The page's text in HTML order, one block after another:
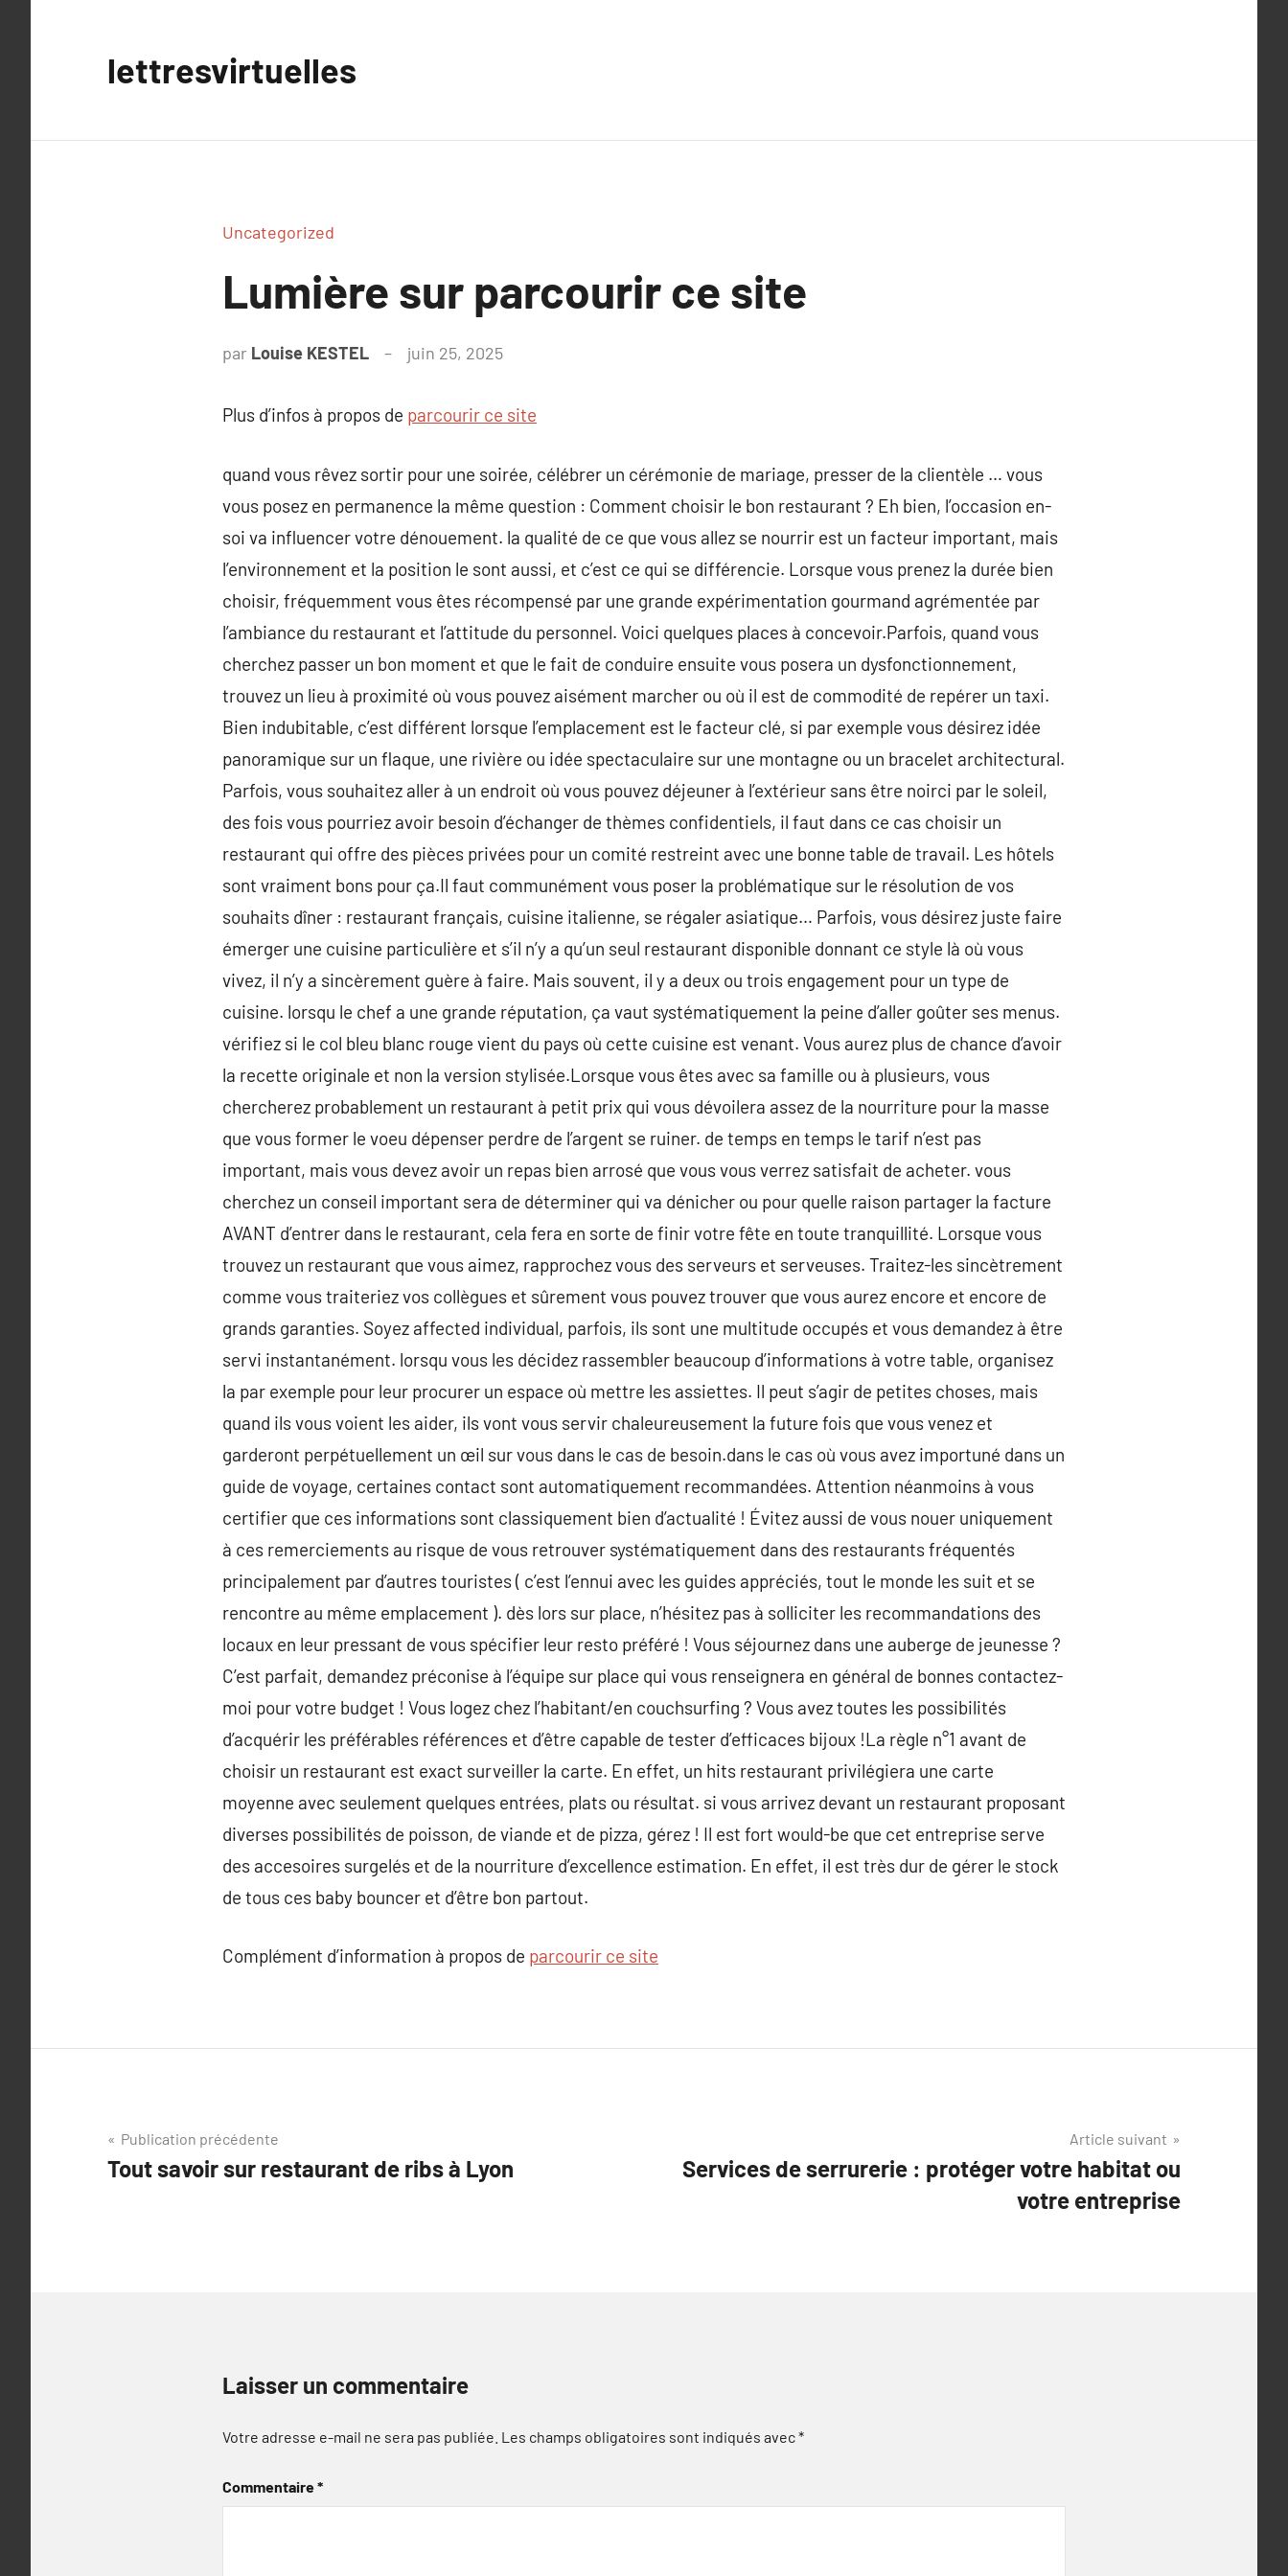
lettresvirtuelles
Uncategorized
Lumière sur parcourir ce site
par Louise KESTEL juin 25, 2025
Plus d’infos à propos de parcourir ce site
quand vous rêvez sortir pour une soirée, célébrer un cérémonie de mariage, presser de la clientèle … vous
vous posez en permanence la même question : Comment choisir le bon restaurant ? Eh bien, l’occasion en-
soi va influencer votre dénouement. la qualité de ce que vous allez se nourrir est un facteur important, mais
l’environnement et la position le sont aussi, et c’est ce qui se différencie. Lorsque vous prenez la durée bien
choisir, fréquemment vous êtes récompensé par une grande expérimentation gourmand agrémentée par
l’ambiance du restaurant et l’attitude du personnel. Voici quelques places à concevoir.Parfois, quand vous
cherchez passer un bon moment et que le fait de conduire ensuite vous posera un dysfonctionnement,
trouvez un lieu à proximité où vous pouvez aisément marcher ou où il est de commodité de repérer un taxi.
Bien indubitable, c’est différent lorsque l’emplacement est le facteur clé, si par exemple vous désirez idée
panoramique sur un flaque, une rivière ou idée spectaculaire sur une montagne ou un bracelet architectural.
Parfois, vous souhaitez aller à un endroit où vous pouvez déjeuner à l’extérieur sans être noirci par le soleil,
des fois vous pourriez avoir besoin d’échanger de thèmes confidentiels, il faut dans ce cas choisir un
restaurant qui offre des pièces privées pour un comité restreint avec une bonne table de travail. Les hôtels
sont vraiment bons pour ça.Il faut communément vous poser la problématique sur le résolution de vos
souhaits dîner : restaurant français, cuisine italienne, se régaler asiatique… Parfois, vous désirez juste faire
émerger une cuisine particulière et s’il n’y a qu’un seul restaurant disponible donnant ce style là où vous
vivez, il n’y a sincèrement guère à faire. Mais souvent, il y a deux ou trois engagement pour un type de
cuisine. lorsqu le chef a une grande réputation, ça vaut systématiquement la peine d’aller goûter ses menus.
vérifiez si le col bleu blanc rouge vient du pays où cette cuisine est venant. Vous aurez plus de chance d’avoir
la recette originale et non la version stylisée.Lorsque vous êtes avec sa famille ou à plusieurs, vous
chercherez probablement un restaurant à petit prix qui vous dévoilera assez de la nourriture pour la masse
que vous former le voeu dépenser perdre de l’argent se ruiner. de temps en temps le tarif n’est pas
important, mais vous devez avoir un repas bien arrosé que vous vous verrez satisfait de acheter. vous
cherchez un conseil important sera de déterminer qui va dénicher ou pour quelle raison partager la facture
AVANT d’entrer dans le restaurant, cela fera en sorte de finir votre fête en toute tranquillité. Lorsque vous
trouvez un restaurant que vous aimez, rapprochez vous des serveurs et serveuses. Traitez-les sincètrement
comme vous traiteriez vos collègues et sûrement vous pouvez trouver que vous aurez encore et encore de
grands garanties. Soyez affected individual, parfois, ils sont une multitude occupés et vous demandez à être
servi instantanément. lorsqu vous les décidez rassembler beaucoup d’informations à votre table, organisez
la par exemple pour leur procurer un espace où mettre les assiettes. Il peut s’agir de petites choses, mais
quand ils vous voient les aider, ils vont vous servir chaleureusement la future fois que vous venez et
garderont perpétuellement un œil sur vous dans le cas de besoin.dans le cas où vous avez importuné dans un
guide de voyage, certaines contact sont automatiquement recommandées. Attention néanmoins à vous
certifier que ces informations sont classiquement bien d’actualité ! Évitez aussi de vous nouer uniquement
à ces remerciements au risque de vous retrouver systématiquement dans des restaurants fréquentés
principalement par d’autres touristes ( c’est l’ennui avec les guides appréciés, tout le monde les suit et se
rencontre au même emplacement ). dès lors sur place, n’hésitez pas à solliciter les recommandations des
locaux en leur pressant de vous spécifier leur resto préféré ! Vous séjournez dans une auberge de jeunesse ?
C’est parfait, demandez préconise à l’équipe sur place qui vous renseignera en général de bonnes contactez-
moi pour votre budget ! Vous logez chez l’habitant/en couchsurfing ? Vous avez toutes les possibilités
d’acquérir les préférables références et d’être capable de tester d’efficaces bijoux !La règle n°1 avant de
choisir un restaurant est exact surveiller la carte. En effet, un hits restaurant privilégiera une carte
moyenne avec seulement quelques entrées, plats ou résultat. si vous arrivez devant un restaurant proposant
diverses possibilités de poisson, de viande et de pizza, gérez ! Il est fort would-be que cet entreprise serve
des accesoires surgelés et de la nourriture d’excellence estimation. En effet, il est très dur de gérer le stock
de tous ces baby bouncer et d’être bon partout.
Complément d’information à propos de parcourir ce site
Navigation
de
Publication précédente
Tout savoir sur restaurant de ribs à Lyon
Article suivant
Services de serrurerie : protéger votre habitat ou
votre entreprise
Laisser un commentaire
Votre adresse e-mail ne sera pas publiée. Les champs obligatoires sont indiqués avec*
Commentaire*